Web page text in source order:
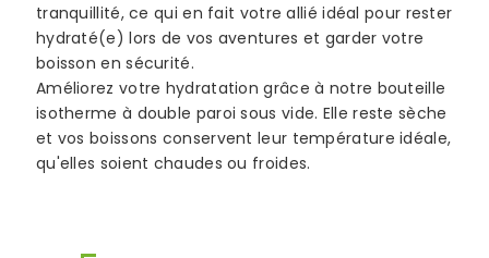
tranquillité, ce qui en fait votre allié idéal pour rester
hydraté(e) lors de vos aventures et garder votre
boisson en sécurité.
Améliorez votre hydratation grâce à notre bouteille
isotherme à double paroi sous vide. Elle reste sèche
et vos boissons conservent leur température idéale,
qu'elles soient chaudes ou froides.